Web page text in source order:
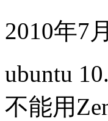
2010年7
ubuntu
不能用